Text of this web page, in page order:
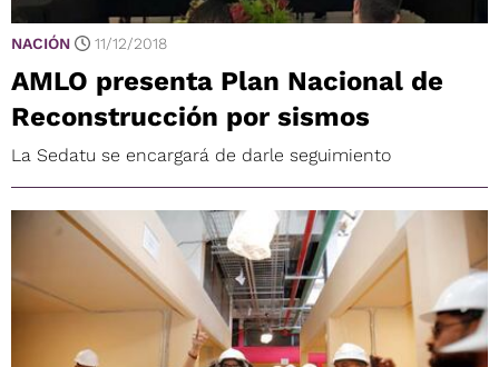
NACIÓN 11/12/2018
AMLO presenta Plan Nacional de
Reconstrucción por sismos
La Sedatu se encargará de darle seguimiento